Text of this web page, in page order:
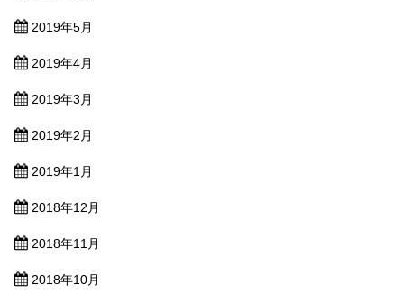
2019年5月
2019年4月
2019年3月
2019年2月
2019年1月
2018年12月
2018年11月
2018年10月